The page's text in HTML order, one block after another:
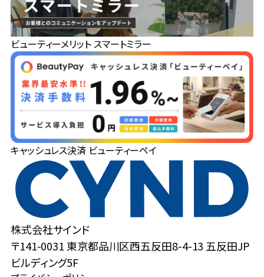
ビューティーメリット スマートミラー
キャッシュレス決済 ビューティーペイ
株式会社サインド
〒141-0031 東京都品川区西五反田8-4-13 五反田JP
ビルディング5F